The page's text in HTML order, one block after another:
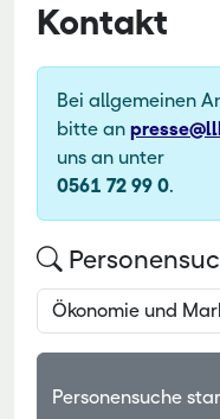
Kontakt
Bei allgemeinen
bitte an
uns an unter
0561 72 99 0.